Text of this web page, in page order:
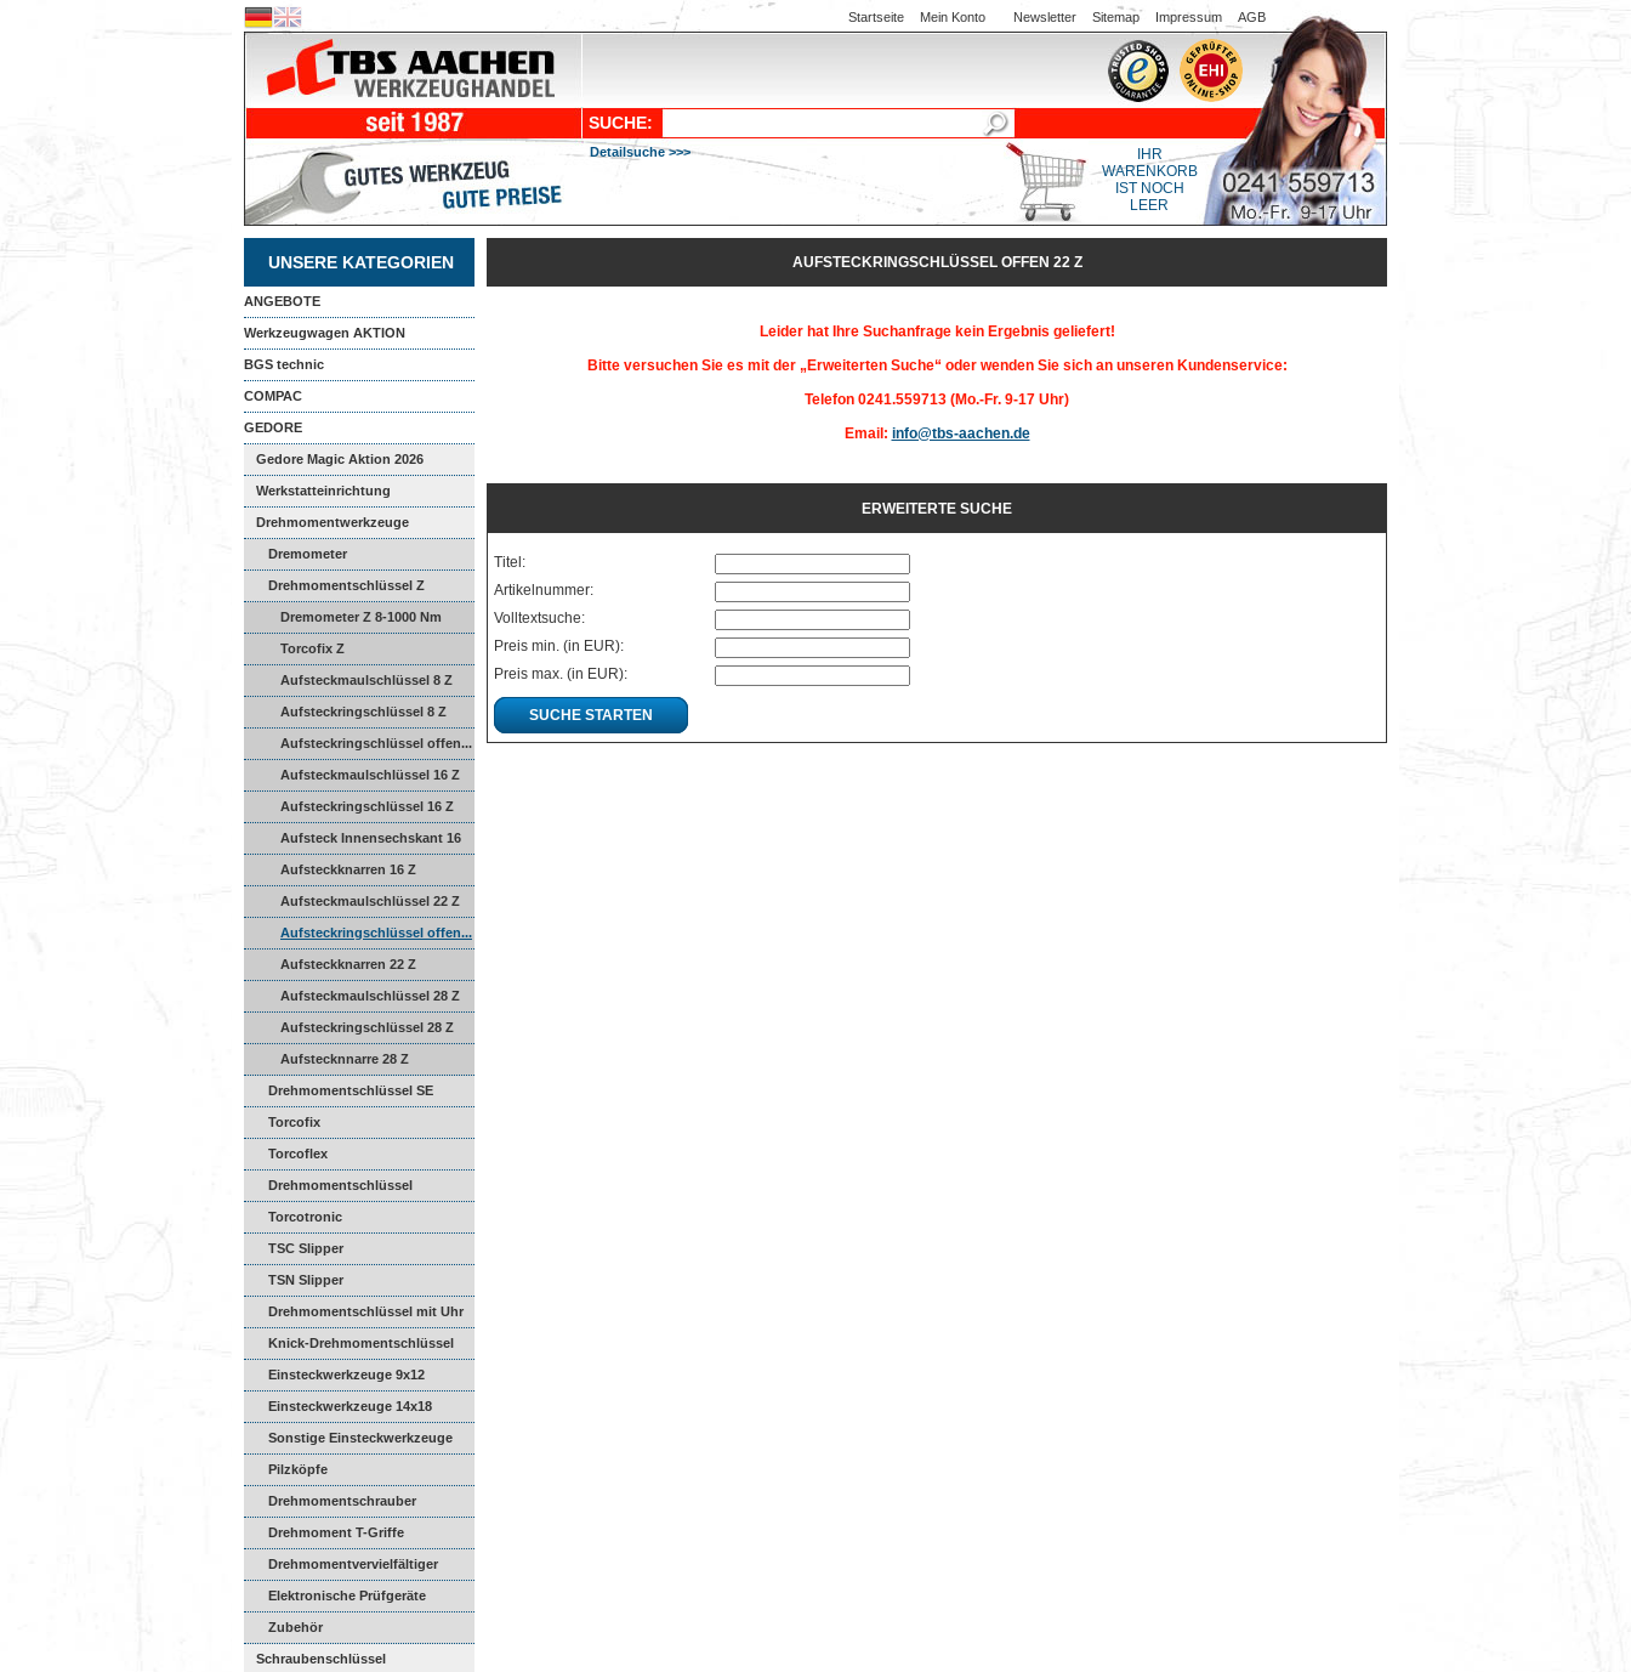
Startseite Mein Konto Newsletter Sitemap Impressum AGB
SUCHE:
Detailsuche >>>
IHR
WARENKORB
IST NOCH
LEER
UNSERE KATEGORIEN
ANGEBOTE
Werkzeugwagen AKTION
BGS technic
COMPAC
GEDORE
Gedore Magic Aktion 2026
Werkstatteinrichtung
Drehmomentwerkzeuge
Dremometer
Drehmomentschlüssel Z
Dremometer Z 8-1000 Nm
Torcofix Z
Aufsteckmaulschlüssel 8 Z
Aufsteckringschlüssel 8 Z
Aufsteckringschlüssel offen...
Aufsteckmaulschlüssel 16 Z
Aufsteckringschlüssel 16 Z
Aufsteck Innensechskant 16
Aufsteckknarren 16 Z
Aufsteckmaulschlüssel 22 Z
Aufsteckringschlüssel offen...
Aufsteckknarren 22 Z
Aufsteckmaulschlüssel 28 Z
Aufsteckringschlüssel 28 Z
Aufstecknnarre 28 Z
Drehmomentschlüssel SE
Torcofix
Torcoflex
Drehmomentschlüssel
DREMASTER
Torcotronic
TSC Slipper
TSN Slipper
Drehmomentschlüssel mit Uhr
Knick-Drehmomentschlüssel
Einsteckwerkzeuge 9x12
Einsteckwerkzeuge 14x18
Sonstige Einsteckwerkzeuge
Pilzköpfe
Drehmomentschrauber
Drehmoment T-Griffe
Drehmomentvervielfältiger
Elektronische Prüfgeräte
Zubehör
Schraubenschlüssel
AUFSTECKRINGSCHLÜSSEL OFFEN 22 Z
Leider hat Ihre Suchanfrage kein Ergebnis geliefert!
Bitte versuchen Sie es mit der „Erweiterten Suche“ oder wenden Sie sich an unseren Kundenservice:
Telefon 0241.559713 (Mo.-Fr. 9-17 Uhr)
Email: info@tbs-aachen.de
ERWEITERTE SUCHE
Titel:
Artikelnummer:
Volltextsuche:
Preis min. (in EUR):
Preis max. (in EUR):
SUCHE STARTEN